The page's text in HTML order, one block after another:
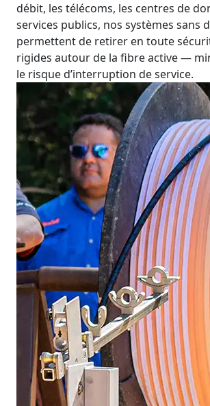
débit, les télécoms, les centres de
services publics, nos systèmes sans
permettent de retirer en toute
rigides autour de la fibre active —
le risque d’interruption de service.